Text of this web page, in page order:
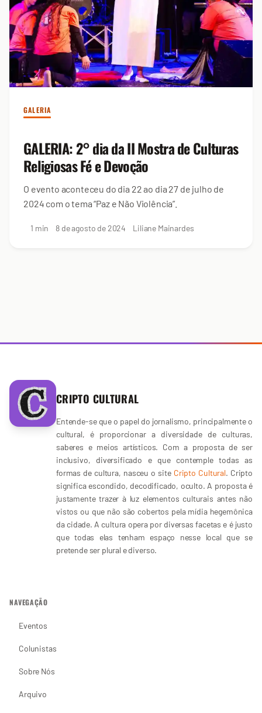
GALERIA
GALERIA: 2° dia da II Mostra de Culturas
Religiosas Fé e Devoção
O evento aconteceu do dia 22 ao dia 27 de julho de
2024 com o tema “Paz e Não Violência”.
1 min 8 de agosto de 2024 Liliane Mainardes
CRIPTO CULTURAL
Entende-se que o papel do jornalismo, principalmente o
cultural, é proporcionar a diversidade de culturas,
saberes e meios artísticos. Com a proposta de ser
inclusivo, diversificado e que contemple todas as
formas de cultura, nasceu o site Cripto Cultural. Cripto
significa escondido, decodificado, oculto. A proposta é
justamente trazer à luz elementos culturais antes não
vistos ou que não são cobertos pela mídia hegemônica
da cidade. A cultura opera por diversas facetas e é justo
que todas elas tenham espaço nesse local que se
pretende ser plural e diverso.
NAVEGAÇÃO
Eventos
Colunistas
Sobre Nós
Arquivo